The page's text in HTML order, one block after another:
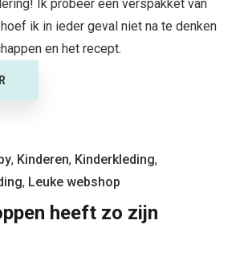
Ik probeer een verspakket van
ik in ieder geval niet na te denken
en het recept.
, Kinderen, Kinderkleding,
, Leuke webshop
heeft zo zijn